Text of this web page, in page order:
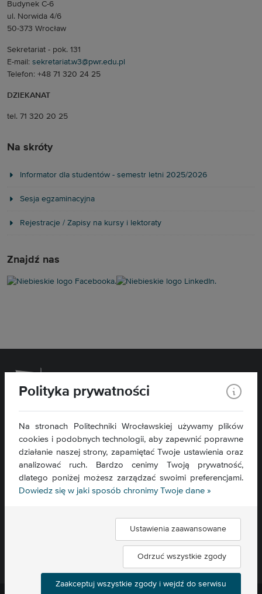
Budynek C-6
ul. Norwida 4/6
50-373 Wrocław
Sekretariat - pok. 131
E-mail: sekretariat.w3@pwr.edu.pl
Telefon: +48 71 320 24 25
DZIEKANAT
tel. 71 320 20 25
Na skróty
Informator dla studentów - semestr letni 2025/2026
Sesja egzaminacyjna
Rejestracje / Zapisy na kursy i lektoraty
Znajdź nas
Wydział Chemiczny
ul. C. K. Norwida 4/6
50-373 Wrocław
Kontakt »
Mapa serwisu »
Deklaracja dostępności »
Polityka prywatności
Na stronach Politechniki Wrocławskiej używamy plików
cookies i podobnych technologii, aby zapewnić poprawne
działanie naszej strony, zapamiętać Twoje ustawienia oraz
analizować ruch. Bardzo cenimy Twoją prywatność,
dlatego poniżej możesz zarządzać swoimi preferencjami.
Dowiedz się w jaki sposób chronimy Twoje dane »
Ustawienia zaawansowane
Odrzuć wszystkie zgody
Zaakceptuj wszystkie zgody i wejdź do serwisu